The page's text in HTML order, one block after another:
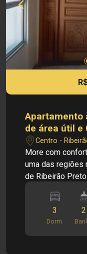
Apartamento
de área útil e
Condomínio
Ribeirão
Centro -
More com
uma das regiões
de Ribeirão Preto! este apartamento
espaços e toda
qualidade de
ampla sala para
varanda,
3
Dorm.
2